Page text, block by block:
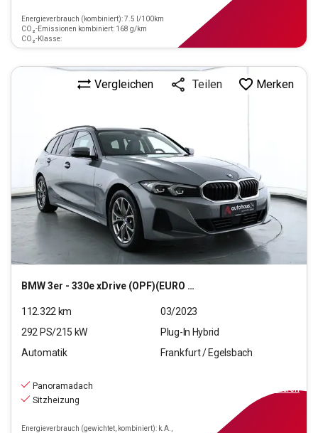
Energieverbrauch (kombiniert): 7.5 l/100km
CO₂-Emissionen kombiniert: 168 g/km
CO₂-Klasse:
BMW3er - 330e xDrive (OPF)(EURO 6d)
Vergleichen Teilen Merken
112.322 km
03/2023
292 PS/215 kW
Plug-In Hybrid
Automatik
Frankfurt / Egelsbach
Panoramadach
Sitzheizung
Energieverbrauch (gewichtet, kombiniert): k.A.,
finanzieren